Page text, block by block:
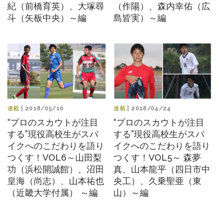
紀（前橋育英）、大塚尋
斗（矢板中央）～編
（作陽）、森内幸佑（広
島皆実）～編
連載 | 2018/05/10
“プロのスカウトが注目
する”現役高校生がスパ
イクへのこだわりを語り
つくす！VOL6～山田梨
功（浜松開誠館）、沼田
皇海（尚志）、山本祐也
（近畿大学付属） ～編
連載 | 2018/04/24
“プロのスカウトが注目
する”現役高校生がスパ
イクへのこだわりを語り
つくす！VOL5～ 森夢
真、山本龍平（四日市中
央工）、久乗聖亜（東
山）～編